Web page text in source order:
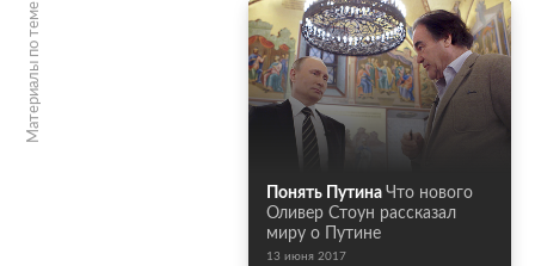
Материалы по теме
Понять Путина Что нового
Оливер Стоун рассказал
миру о Путине
13 июня 2017